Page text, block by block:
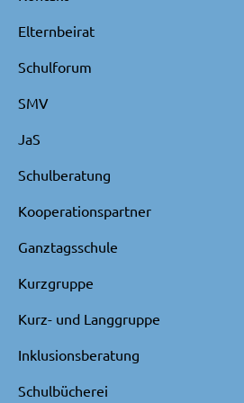
Elternbeirat
Schulforum
SMV
JaS
Schulberatung
Kooperationspartner
Ganztagsschule
Kurzgruppe
Kurz- und Langgruppe
Inklusionsberatung
Schulbücherei